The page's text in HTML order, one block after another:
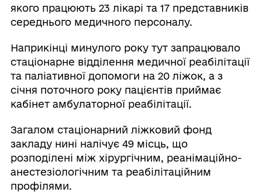
якого працюють 23 лікарі та 17 представників
середнього медичного персоналу.
Наприкінці минулого року тут запрацювало
стаціонарне відділення медичної реабілітації
та паліативної допомоги на 20 ліжок, а з
січня поточного року пацієнтів приймає
кабінет амбулаторної реабілітації.
Загалом стаціонарний ліжковий фонд
закладу нині налічує 49 місць, що
розподілені між хірургічним, реанімаційно-
анестезіологічним та реабілітаційним
профілями.